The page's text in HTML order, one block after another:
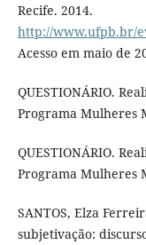
Recife. 2014.
http://www.ufpb.br/
Acesso em maio de
QUESTIONÁRIO.
Programa Mulheres
QUESTIONÁRIO.
Programa Mulheres
SANTOS, Elza
subjetivação: